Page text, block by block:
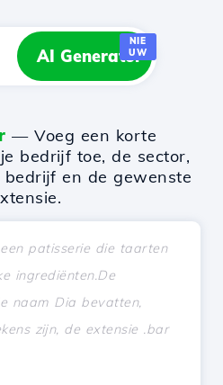
AI Generator
NIE
UW
— Voeg een korte
bedrijf toe, de sector,
en de gewenste